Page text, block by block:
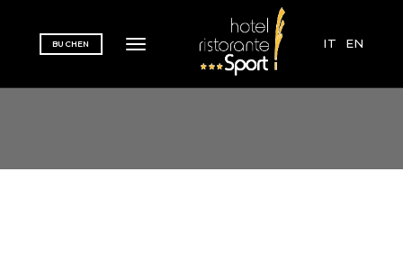
Toggle navigation IT EN
BUCHEN